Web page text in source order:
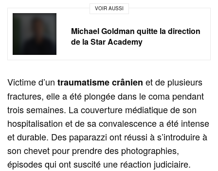
VOIR AUSSI
Michael Goldman quitte la direction
de la Star Academy
Victime d’untraumatisme crânien et de plusieurs
fractures, elle a été plongée dans le coma pendant
trois semaines. La couverture médiatique de son
hospitalisation et de sa convalescence a été intense
et durable. Des paparazzi ont réussi à s’introduire à
son chevet pour prendre des photographies,
épisodes qui ont suscité une réaction judiciaire.